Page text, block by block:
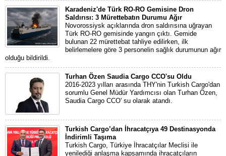
Karadeniz'de Türk RO-RO Gemisine Dron
Saldırısı: 3 Mürettebatın Durumu Ağır
Novorossiysk açıklarında dron saldırısına uğrayan
Türk RO-RO gemisinde yangın çıktı. Gemide
bulunan 22 mürettebat tahliye edilirken, ilk
belirlemelere göre 3 personelin sağlık durumunun ağır
olduğu bildirildi.
Turhan Özen Saudia Cargo CCO'su Oldu
2016-2023 yılları arasında THY'nin Turkish Cargo'dan
sorumlu Genel Müdür Yardımcısı olan Turhan Özen,
Saudia Cargo CCO' su olarak atandı.
Turkish Cargo’dan İhracatçıya 49 Destinasyonda
İndirimli Taşıma
Turkish Cargo, Türkiye İhracatçılar Meclisi ile
yenilediği anlaşma kapsamında ihracatçıların